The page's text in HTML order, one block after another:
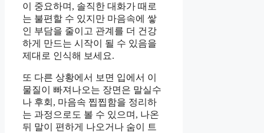
이 중요하며, 솔직한 대화가 때로
는 불편할 수 있지만 마음속에 쌓
인 부담을 줄이고 관계를 더 건강
하게 만드는 시작이 될 수 있음을
제대로 인식해 보세요.
또 다른 상황에서 보면 입에서 이
물질이 빠져나오는 장면은 말실수
나 후회, 마음속 찝찝함을 정리하
는 과정으로도 볼 수 있으며, 나온
뒤 말이 편하게 나오거나 숨이 트